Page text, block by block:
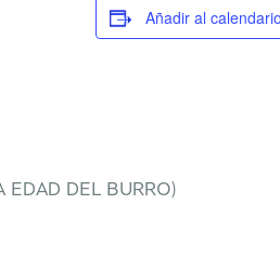
Añadir al calendario
EDAD DEL BURRO)